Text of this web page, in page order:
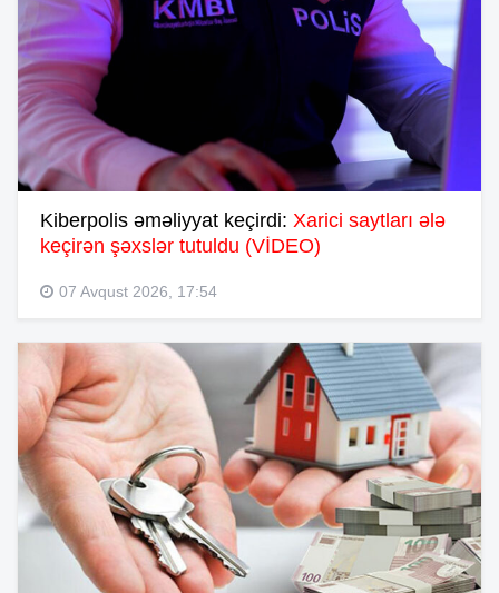
Kiberpolis əməliyyat keçirdi: Xarici saytları ələ
keçirən şəxslər tutuldu (VİDEO)
07 Avqust 2026, 17:54